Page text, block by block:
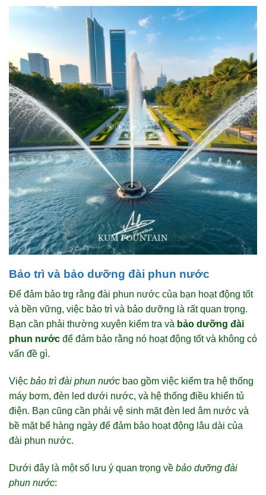
Bảo trì và bảo dưỡng đài phun nước
Để đảm bảo trg rằng đài phun nước của bạn hoạt động tốt
và bền vững, việc bảo trì và bảo dưỡng là rất quan trọng.
Bạn cần phải thường xuyên kiểm tra và bảo dưỡng đài
phun nước để đảm bảo rằng nó hoạt động tốt và không có
vấn đề gì.
Việc bảo trì đài phun nước bao gồm việc kiểm tra hệ thống
máy bơm, đèn led dưới nước, và hệ thống điều khiển tủ
điện. Bạn cũng cần phải vệ sinh mặt đèn led âm nước và
bề mặt bể hàng ngày để đảm bảo hoạt động lâu dài của
đài phun nước.
Dưới đây là một số lưu ý quan trọng về bảo dưỡng đài
phun nước: